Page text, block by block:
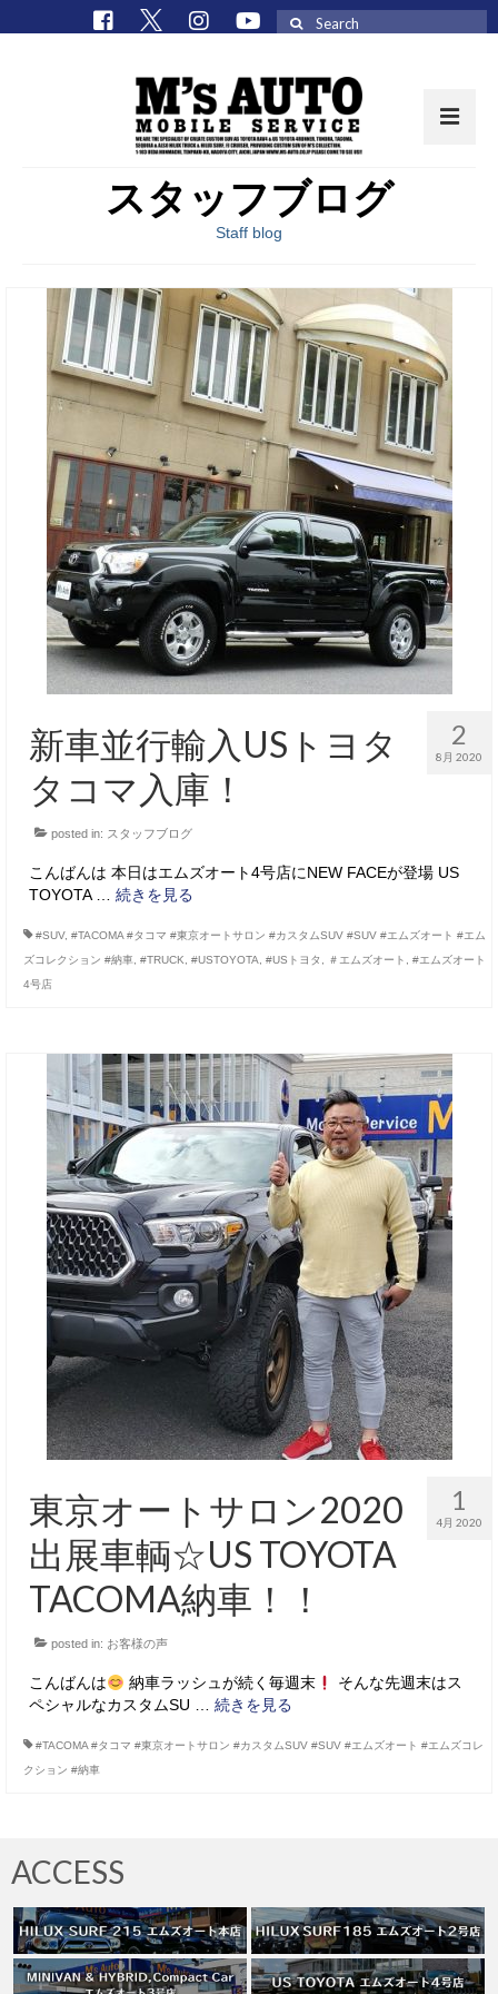
取扱車種一覧
在庫車一覧
M’sCollectionパーツ一覧
エムズオート
M’sCollection
エムズオートとは
サービス・保証
買取のご案内
店舗情報
店舗情報
トップメッセージ
スタッフ紹介
ブログ
イベント
ニュース
お問い合わせ
メールフォーム
電話はこちら
スタッフブログ
Staff blog
2
8月 2020
新車並行輸入USトヨタ
タコマ入庫！
posted in: スタッフブログ
こんばんは 本日はエムズオート4号店にNEW FACEが登場 US
TOYOTA … 続きを見る
#SUV, #TACOMA #タコマ #東京オートサロン #カスタムSUV #SUV #エムズオート #エム
ズコレクション #納車
#TRUCK #USTOYOTA #USトヨタ ＃エムズオート
#エムズオート
4号店
1
4月 2020
東京オートサロン2020
出展車輌☆US TOYOTA
TACOMA納車！！
posted in: お客様の声
こんばんは 納車ラッシュが続く毎週末
そんな先週末はス
ペシャルなカスタムSU … 続きを見る
#TACOMA #タコマ #東京オートサロン #カスタムSUV #SUV #エムズオート #エムズコレ
クション #納車
ACCESS